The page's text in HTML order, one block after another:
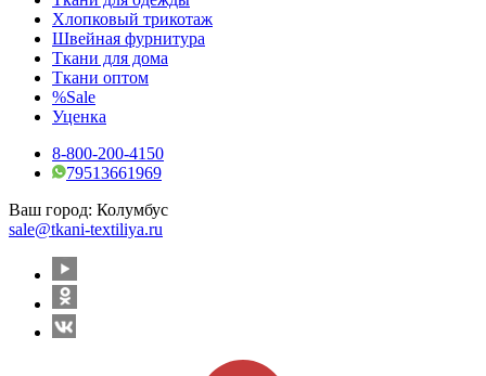
Хлопковый трикотаж
Швейная фурнитура
Ткани для дома
Ткани оптом
%Sale
Уценка
8-800-200-4150
79513661969
Ваш город: Колумбус
sale@tkani-textiliya.ru